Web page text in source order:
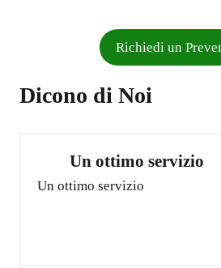
Richiedi un
Dicono di Noi
Un ottimo servizio
Un ottimo servizio